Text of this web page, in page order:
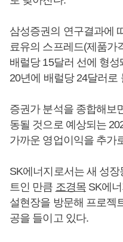
삼성증권의 연구결과에
료유의 스프레드(제품가
배럴당 15달러 선에 형
20년에 배럴당 24달러로
증권가 분석을 종합해보
동될 것으로 예상되는
가까운 영업이익을 추가
SK에너지로서는 새 성
트인 만큼 조경목SK에너
설현장을 방문해 프로젝
공을 들이고 있다.